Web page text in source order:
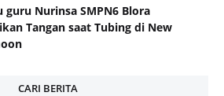
guru Nurinsa SMPN6 Blora
Tangan saat Tubing di New
CARI BERITA